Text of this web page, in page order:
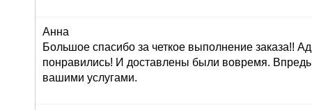
Анна
Большое спасибо за четкое выполнение заказа!!
понравились! И доставлены были вовремя. Впредь
вашими услугами.